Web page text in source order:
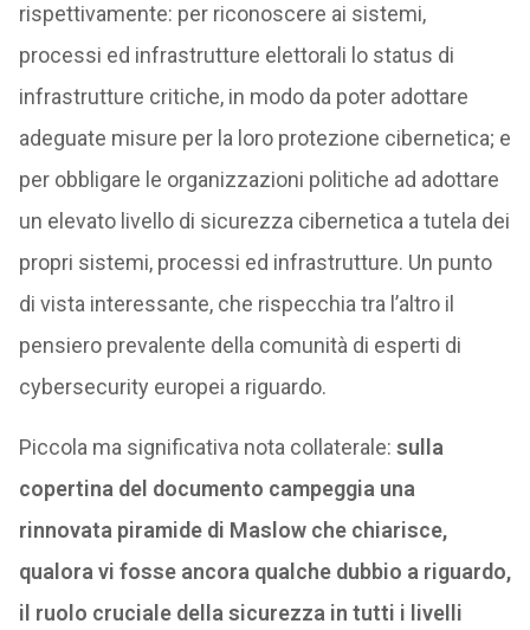
rispettivamente: per riconoscere ai sistemi,
processi ed infrastrutture elettorali lo status di
infrastrutture critiche, in modo da poter adottare
adeguate misure per la loro protezione cibernetica; e
per obbligare le organizzazioni politiche ad adottare
un elevato livello di sicurezza cibernetica a tutela dei
propri sistemi, processi ed infrastrutture. Un punto
di vista interessante, che rispecchia tra l’altro il
pensiero prevalente della comunità di esperti di
cybersecurity europei a riguardo.
Piccola ma significativa nota collaterale: sulla
copertina del documento campeggia una
rinnovata piramide di Maslow che chiarisce,
qualora vi fosse ancora qualche dubbio a riguardo,
il ruolo cruciale della sicurezza in tutti i livelli